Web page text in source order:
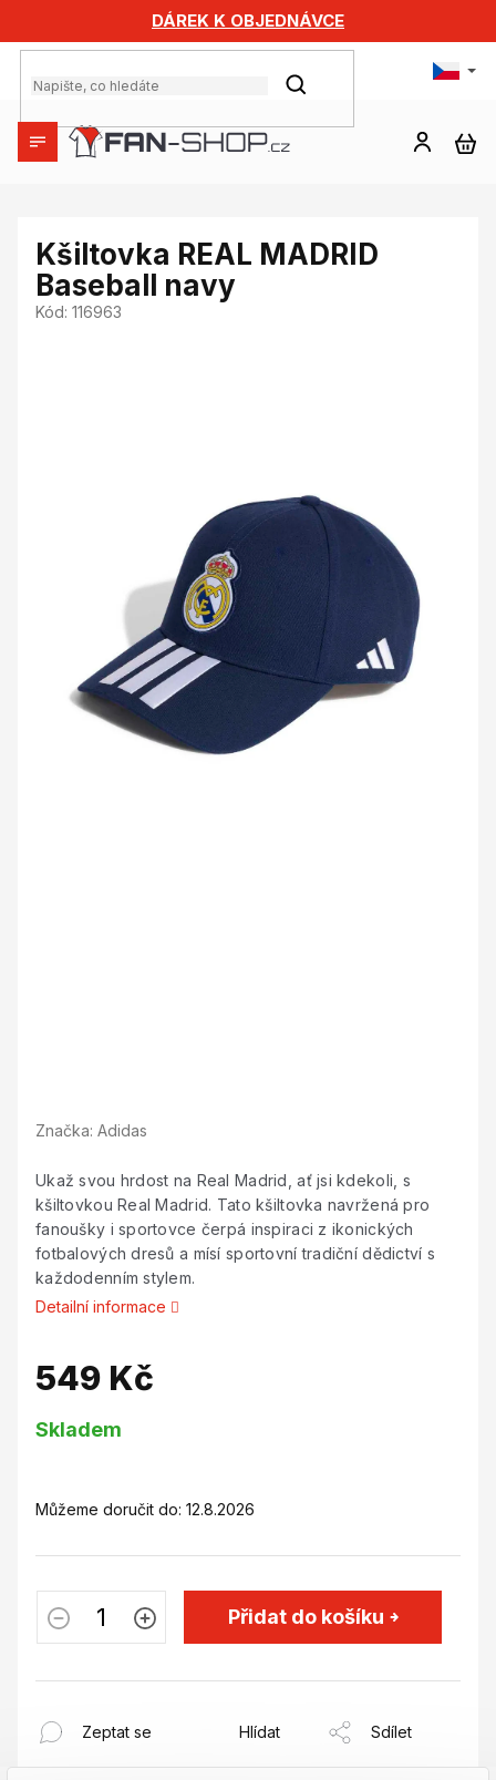
obsah
DÁREK K OBJEDNÁVCE
HLEDAT
Kšiltovka REAL MADRID
Baseball navy
Kód: 116963
Značka: Adidas
Ukaž svou hrdost na Real Madrid, ať jsi kdekoli, s
kšiltovkou Real Madrid. Tato kšiltovka navržená pro
fanoušky i sportovce čerpá inspiraci z ikonických
fotbalových dresů a mísí sportovní tradiční dědictví s
každodenním stylem.
Detailní informace
549 Kč
cena:
Skladem
Můžeme doručit do: 12.8.2026
Přidat do košíku
Zeptat se Hlídat Sdílet